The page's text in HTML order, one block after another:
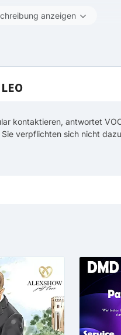
anzeigen
kontaktieren, antwortet
Sie verpflichten sich nicht